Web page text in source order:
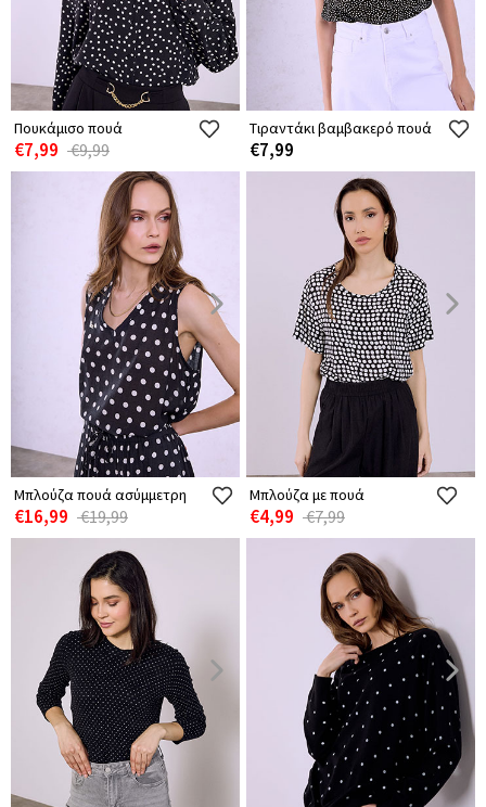
Πουκάμισο πουά
€7,99 €9,99
Τιραντάκι βαμβακερό πουά
€7,99
Μπλούζα πουά ασύμμετρη
€16,99 €19,99
Μπλούζα με πουά
€4,99 €7,99